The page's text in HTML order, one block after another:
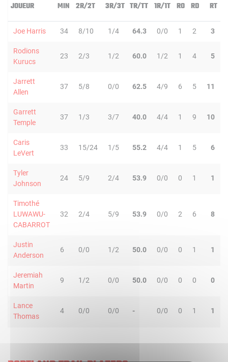
JOUEUR MIN 2R/2T 3R/3T TR/TT 1R/1T RO RD RT
Joe Harris 34 8/10 1/4 64.3 0/0 1 2 3
Rodions
Kurucs
23 2/3 1/2 60.0 1/2 1 4 5
Jarrett
Allen
37 5/8 0/0 62.5 4/9 6 5 11
Garrett
Temple
37 1/3 3/7 40.0 4/4 1 9 10
Caris
LeVert
33 15/24 1/5 55.2 4/4 1 5 6
Tyler
Johnson
24 5/9 2/4 53.9 0/0 0 1 1
Timothé
LUWAWU-
CABARROT
32 2/4 5/9 53.9 0/0 2 6 8
Justin
Anderson
6 0/0 1/2 50.0 0/0 0 1 1
Jeremiah
Martin
9 1/2 0/0 50.0 0/0 0 0 0
Lance
Thomas
4 0/0 0/0 - 0/0 0 1 1